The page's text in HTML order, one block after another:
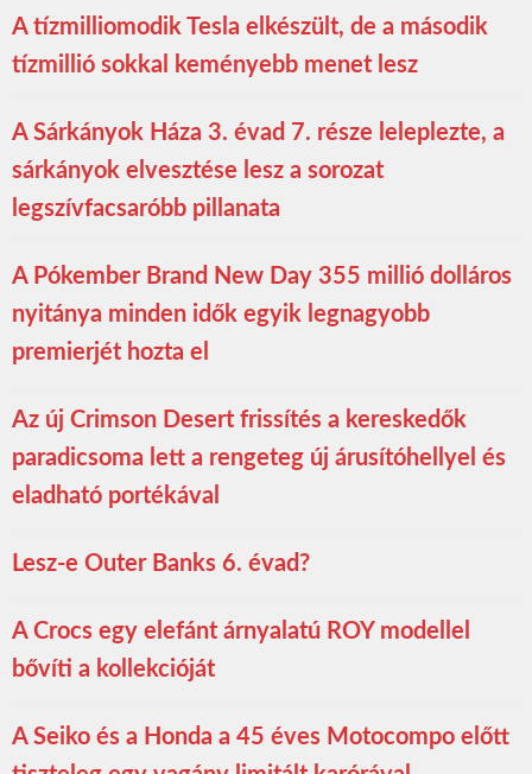
A tízmilliomodik Tesla elkészült, de a második
tízmillió sokkal keményebb menet lesz
A Sárkányok Háza 3. évad 7. része leleplezte, a
sárkányok elvesztése lesz a sorozat
legszívfacsaróbb pillanata
A Pókember Brand New Day 355 millió dolláros
nyitánya minden idők egyik legnagyobb
premierjét hozta el
Az új Crimson Desert frissítés a kereskedők
paradicsoma lett a rengeteg új árusítóhellyel és
eladható portékával
Lesz-e Outer Banks 6. évad?
A Crocs egy elefánt árnyalatú ROY modellel
bővíti a kollekcióját
A Seiko és a Honda a 45 éves Motocompo előtt